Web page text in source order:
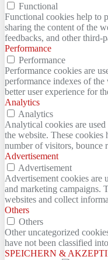
Functional
Functional cookies help to
sharing the content of the
feedbacks, and other third-
Performance
Performance
Performance cookies are
performance indexes of
better user experience for
Analytics
Analytics
Analytical cookies are
the website. These
number of visitors, bounce
Advertisement
Advertisement
Advertisement cookies are
and marketing campaigns.
websites and collect
Others
Others
Other uncategorized
have not been classified
SPEICHERN &